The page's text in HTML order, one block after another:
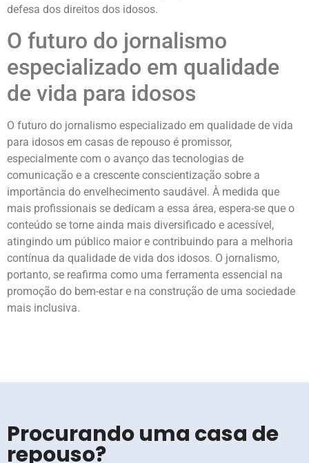
defesa dos direitos dos idosos.
O futuro do jornalismo
especializado em qualidade
de vida para idosos
O futuro do jornalismo especializado em qualidade de vida
para idosos em casas de repouso é promissor,
especialmente com o avanço das tecnologias de
comunicação e a crescente conscientização sobre a
importância do envelhecimento saudável. À medida que
mais profissionais se dedicam a essa área, espera-se que o
conteúdo se torne ainda mais diversificado e acessível,
atingindo um público maior e contribuindo para a melhoria
contínua da qualidade de vida dos idosos. O jornalismo,
portanto, se reafirma como uma ferramenta essencial na
promoção do bem-estar e na construção de uma sociedade
mais inclusiva.
Procurando uma casa de
repouso?